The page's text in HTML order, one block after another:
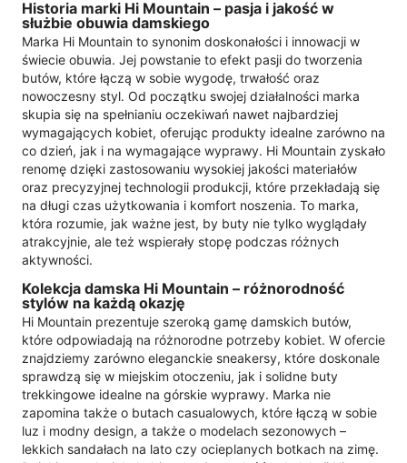
Historia marki Hi Mountain – pasja i jakość w
służbie obuwia damskiego
Marka Hi Mountain to synonim doskonałości i innowacji w
świecie obuwia. Jej powstanie to efekt pasji do tworzenia
butów, które łączą w sobie wygodę, trwałość oraz
nowoczesny styl. Od początku swojej działalności marka
skupia się na spełnianiu oczekiwań nawet najbardziej
wymagających kobiet, oferując produkty idealne zarówno na
co dzień, jak i na wymagające wyprawy. Hi Mountain zyskało
renomę dzięki zastosowaniu wysokiej jakości materiałów
oraz precyzyjnej technologii produkcji, które przekładają się
na długi czas użytkowania i komfort noszenia. To marka,
która rozumie, jak ważne jest, by buty nie tylko wyglądały
atrakcyjnie, ale też wspierały stopę podczas różnych
aktywności.
Kolekcja damska Hi Mountain – różnorodność
stylów na każdą okazję
Hi Mountain prezentuje szeroką gamę damskich butów,
które odpowiadają na różnorodne potrzeby kobiet. W ofercie
znajdziemy zarówno eleganckie sneakersy, które doskonale
sprawdzą się w miejskim otoczeniu, jak i solidne buty
trekkingowe idealne na górskie wyprawy. Marka nie
zapomina także o butach casualowych, które łączą w sobie
luz i modny design, a także o modelach sezonowych –
lekkich sandałach na lato czy ocieplanych botkach na zimę.